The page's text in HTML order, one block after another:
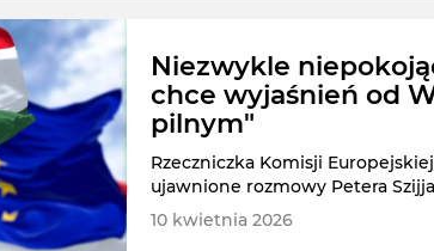
Niezwykle
chce wyjaśnień od
pilnym"
Rzeczniczka Komisji
ujawnione rozmowy Petera
10 kwietnia 2026